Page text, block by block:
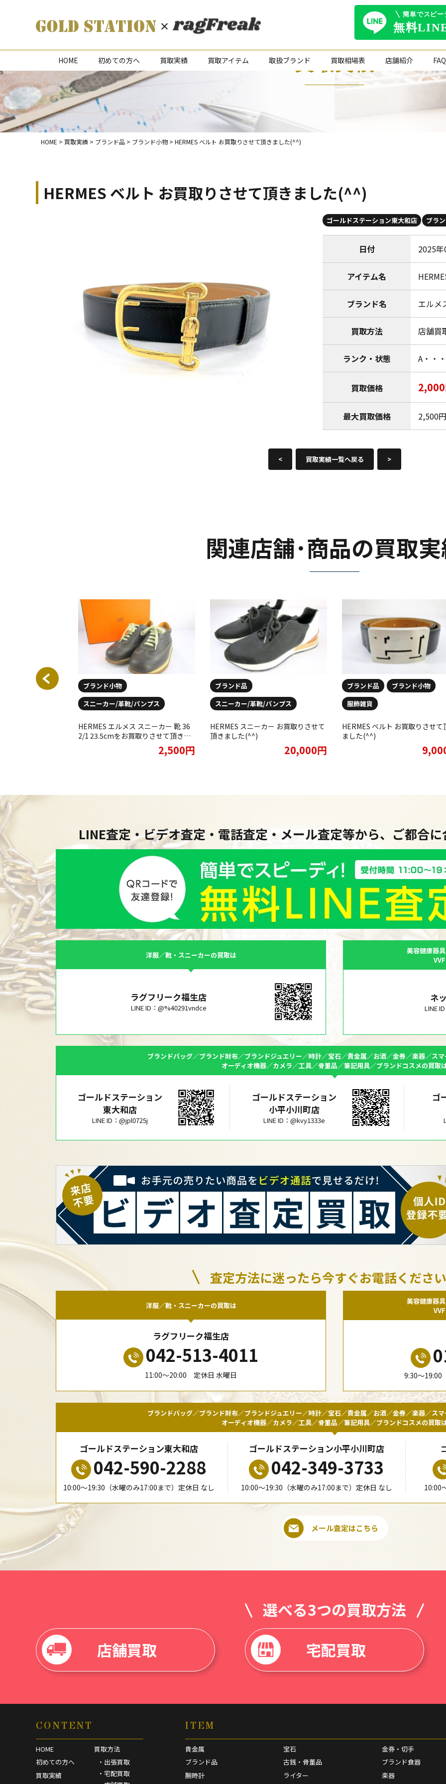
HOME 初めての方へ 買取実績 買取アイテム 取扱ブランド 買取相場表 店舗紹介 FAQ
買取実績
HOME > 買取実績 > ブランド品 > ブランド小物> HERMES ベルト お買取りさせて頂きました(^^)
HERMES ベルト お買取りさせて頂きました(^^)
ゴールドステーション東大和店 ブラ
日付 2025
アイテム名
ブランド名 エルメ
買取方法 店舗買
ランク・状態 A・・
買取価格
最大買取価格 2,500円
< 買取実績一覧へ戻る >
関連店舗･商品の買取
ブランド小物
ブランド小物
スニーカー/革靴/パンプス
HERMES エルメス スニーカー 靴 36
2/1 23.5cmをお買取りさせて頂きま
2,500円
ブランド品
スニーカー/革靴/パンプス
HERMES スニーカー お買取りさせて
頂きました(^^)
20,000円
ブランド品
ブランド小物
服飾雑貨
HERMES ベルト お買取りさせて
ました(^^)
LINE査定・ビデオ査定・電話査定・メール査定等から、ご都合
洋服／靴・スニーカーの買取は
ラグフリーク福生店
LINE ID：@%40291vndce
美容健康器
ネ
LINE
ブランドバッグ／ブランド財布／ブランドジュエリー／時計／宝石／貴金属／お酒／金券／楽器／ス
オーディオ機器／カメラ／工具／骨董品／筆記用具／ブランドコスメの買取
ゴールドステーション
東大和店
LINE ID：@jpl0725j
ゴールドステーション
小平小川町店
LINE ID：@kvy1333e
ゴ
査定方法に迷ったら今すぐお電話くださ
洋服／靴・スニーカーの買取は
ラグフリーク福生店
042-513-4011
11:00〜20:00 定休日 水曜日
美容健康器
9:30〜19:00
ブランドバッグ／ブランド財布／ブランドジュエリー／時計／宝石／貴金属／お酒／金券／楽器／ス
オーディオ機器／カメラ／工具／骨董品／筆記用具／ブランドコスメの買取
ゴールドステーション東大和店
042-590-2288
10:00〜19:30（水曜のみ17:00まで）定休日 なし
ゴールドステーション小平小川町店
042-349-3733
10:00〜19:30（水曜のみ17:00まで）定休日 なし 10:00
メール査定はこちら
選べる3つの買取方法
店舗買取
宅配買取
CONTENT
HOME
初めての方へ
買取実績
買取方法
・出張買取
・宅配買取
ITEM
貴金属
ブランド品
腕時計
宝石
古銭・骨董品
ライター
金券・切手
ブランド食器
楽器